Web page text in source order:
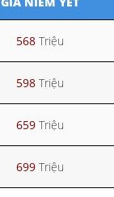
568 Triệu
598 Triệu
659 Triệu
699 Triệu